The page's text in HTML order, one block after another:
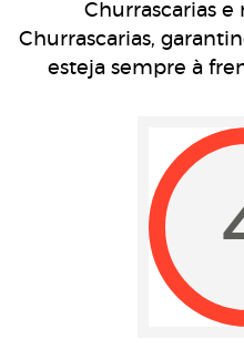
Churrascarias e
Churrascarias,
esteja sempre à